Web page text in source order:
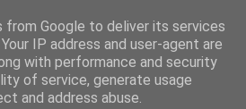
from Google to deliver its services
IP address and user-agent are
with performance and security
of service, generate usage
and address abuse.